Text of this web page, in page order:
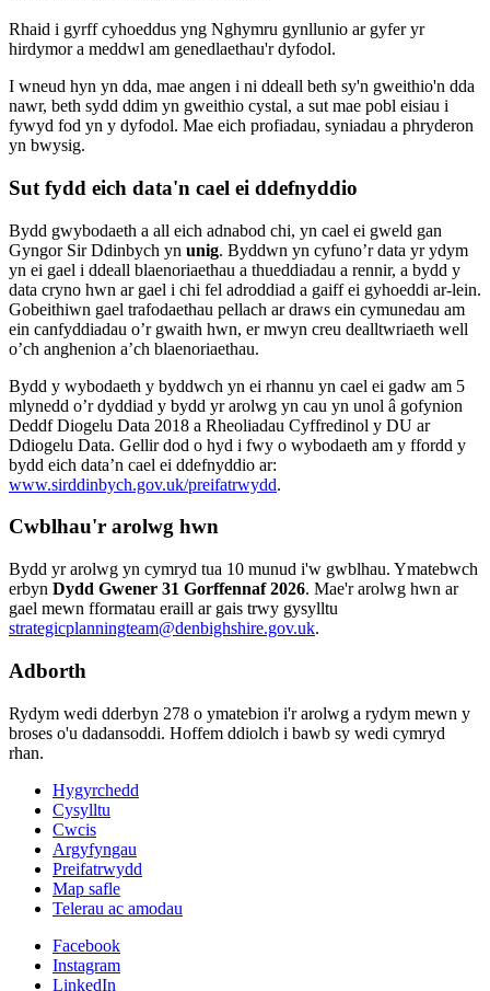
Rhaid i gyrff cyhoeddus yng Nghymru gynllunio ar gyfer yr
hirdymor a meddwl am genedlaethau'r dyfodol.
I wneud hyn yn dda, mae angen i ni ddeall beth sy'n gweithio'n dda
nawr, beth sydd ddim yn gweithio cystal, a sut mae pobl eisiau i
fywyd fod yn y dyfodol. Mae eich profiadau, syniadau a phryderon
yn bwysig.
Sut fydd eich data'n cael ei ddefnyddio
Bydd gwybodaeth a all eich adnabod chi, yn cael ei gweld gan
Gyngor Sir Ddinbych yn unig. Byddwn yn cyfuno’r data yr ydym
yn ei gael i ddeall blaenoriaethau a thueddiadau a rennir, a bydd y
data cryno hwn ar gael i chi fel adroddiad a gaiff ei gyhoeddi ar-lein.
Gobeithiwn gael trafodaethau pellach ar draws ein cymunedau am
ein canfyddiadau o’r gwaith hwn, er mwyn creu dealltwriaeth well
o’ch anghenion a’ch blaenoriaethau.
Bydd y wybodaeth y byddwch yn ei rhannu yn cael ei gadw am 5
mlynedd o’r dyddiad y bydd yr arolwg yn cau yn unol â gofynion
Deddf Diogelu Data 2018 a Rheoliadau Cyffredinol y DU ar
Ddiogelu Data. Gellir dod o hyd i fwy o wybodaeth am y ffordd y
bydd eich data’n cael ei ddefnyddio ar:
www.sirddinbych.gov.uk/preifatrwydd.
Cwblhau'r arolwg hwn
Bydd yr arolwg yn cymryd tua 10 munud i'w gwblhau. Ymatebwch
erbyn Dydd Gwener 31 Gorffennaf 2026. Mae'r arolwg hwn ar
gael mewn fformatau eraill ar gais trwy gysylltu
strategicplanningteam@denbighshire.gov.uk.
Adborth
Rydym wedi dderbyn 278 o ymatebion i'r arolwg a rydym mewn y
broses o'u dadansoddi. Hoffem ddiolch i bawb sy wedi cymryd
rhan.
Hygyrchedd
Cysylltu
Cwcis
Argyfyngau
Preifatrwydd
Map safle
Telerau ac amodau
Facebook
Instagram
LinkedIn